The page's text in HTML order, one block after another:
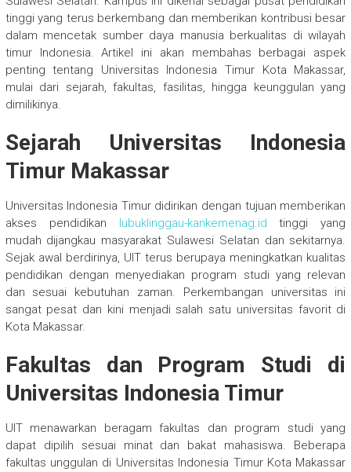
tinggi yang terus berkembang dan memberikan kontribusi besar
dalam mencetak sumber daya manusia berkualitas di wilayah
timur Indonesia. Artikel ini akan membahas berbagai aspek
penting tentang Universitas Indonesia Timur Kota Makassar,
mulai dari sejarah, fakultas, fasilitas, hingga keunggulan yang
dimilikinya.
Sejarah Universitas Indonesia
Timur Makassar
Universitas Indonesia Timur didirikan dengan tujuan memberikan
akses pendidikan lubuklinggau-kankemenag.id tinggi yang
mudah dijangkau masyarakat Sulawesi Selatan dan sekitarnya.
Sejak awal berdirinya, UIT terus berupaya meningkatkan kualitas
pendidikan dengan menyediakan program studi yang relevan
dan sesuai kebutuhan zaman. Perkembangan universitas ini
sangat pesat dan kini menjadi salah satu universitas favorit di
Kota Makassar.
Fakultas dan Program Studi di
Universitas Indonesia Timur
UIT menawarkan beragam fakultas dan program studi yang
dapat dipilih sesuai minat dan bakat mahasiswa. Beberapa
fakultas unggulan di Universitas Indonesia Timur Kota Makassar